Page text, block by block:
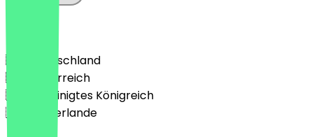
🇩🇪 Deutschland
🇦🇹 Österreich
🇬🇧 Vereinigtes Königreich
🇳🇱 Niederlande